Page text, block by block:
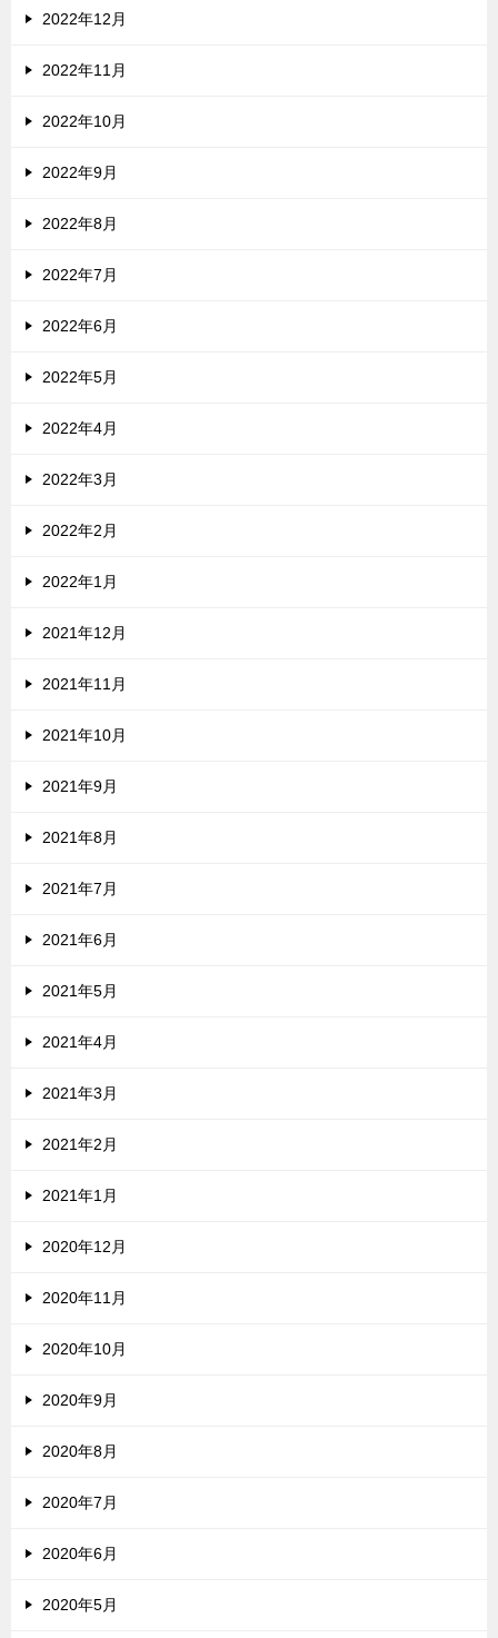
2022年12月
2022年11月
2022年10月
2022年9月
2022年8月
2022年7月
2022年6月
2022年5月
2022年4月
2022年3月
2022年2月
2022年1月
2021年12月
2021年11月
2021年10月
2021年9月
2021年8月
2021年7月
2021年6月
2021年5月
2021年4月
2021年3月
2021年2月
2021年1月
2020年12月
2020年11月
2020年10月
2020年9月
2020年8月
2020年7月
2020年6月
2020年5月